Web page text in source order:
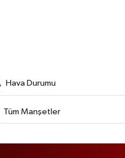
Hava Durumu
Tüm Manşetler